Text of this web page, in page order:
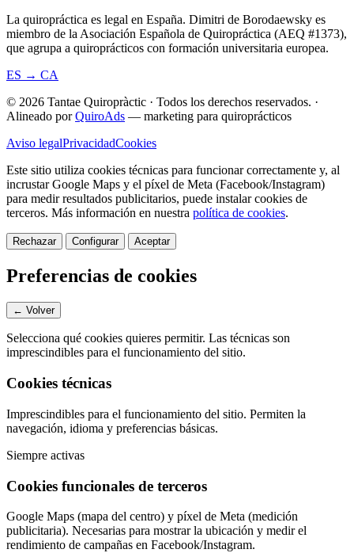
La quiropráctica es legal en España. Dimitri de Borodaewsky es
miembro de la Asociación Española de Quiropráctica (AEQ #1373),
que agrupa a quiroprácticos con formación universitaria europea.
ES → CA
© 2026 Tantae Quiropràctic · Todos los derechos reservados. ·
Alineado porQuiroAds — marketing para quiroprácticos
Aviso legalPrivacidadCookies
Este sitio utiliza cookies técnicas para funcionar correctamente y, al
incrustar Google Maps y el píxel de Meta (Facebook/Instagram)
para medir resultados publicitarios, puede instalar cookies de
terceros. Más información en nuestra política de cookies.
Rechazar Configurar Aceptar
Preferencias de cookies
← Volver
Selecciona qué cookies quieres permitir. Las técnicas son
imprescindibles para el funcionamiento del sitio.
Cookies técnicas
Imprescindibles para el funcionamiento del sitio. Permiten la
navegación, idioma y preferencias básicas.
Siempre activas
Cookies funcionales de terceros
Google Maps (mapa del centro) y píxel de Meta (medición
publicitaria). Necesarias para mostrar la ubicación y medir el
rendimiento de campañas en Facebook/Instagram.